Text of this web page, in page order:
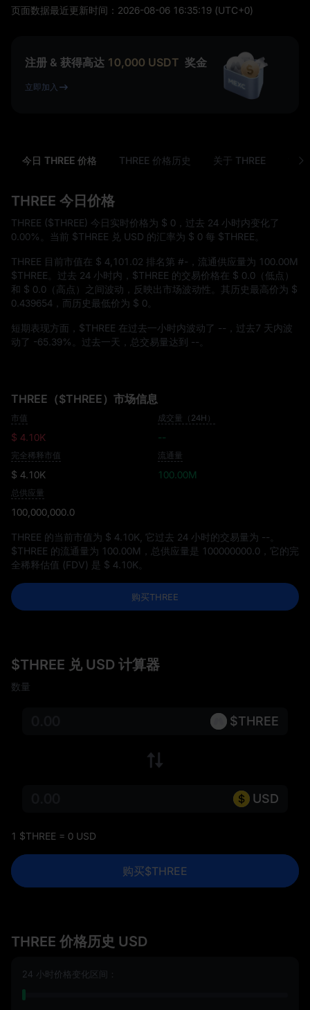
页面数据最近更新时间： 2026-08-06 16:35:19 (UTC+0)
注册 & 获得高达 10,000 USDT 奖金
立即加入
今日 THREE 价格 THREE 价格历史 关于 THREE 常
THREE 今日价格
THREE ($THREE) 今日实时价格为 $ 0 ，过去 24 小时内变化了
0.00%
。当前 $THREE 兑 USD 的汇率为 $ 0 每 $THREE。
THREE 目前市值在 $ 4,101.02 排名第 #- ，流通供应量为 100.00M
$THREE 。过去 24 小时内，$THREE 的交易价格在 $ 0.0 （低点）
和 $ 0.0 （高点）之间波动，反映出市场波动性。其历史最高价为 $
0.439654 ，而历史最低价为 $ 0
短期表现方面，$THREE 在过去一小时内波动了 -- ，过去7 天内波
动了 -65.39% 。过去一天，总交易量达到 --
THREE（$THREE）市场信息
市值
$ 4.10K
成交量（24H）
--
完全稀释市值
$ 4.10K
流通量
100.00M
总供应量
100,000,000.0
THREE 的当前市值为 $ 4.10K , 它过去 24 小时的交易量为 --
$THREE 的流通量为 100.00M ，总供应量是 100000000.0 ，它的完
全稀释估值 (FDV) 是 $ 4.10K
购买THREE
$THREE 兑 USD 计算器
数量
$THREE
USD
1 $THREE = 0 USD
购买$THREE
THREE 价格历史 USD
24 小时价格变化区间：